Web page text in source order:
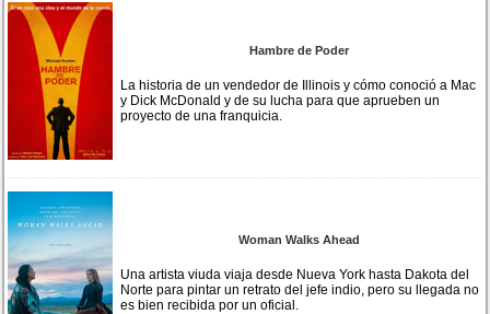
Hambre de Poder
La historia de un vendedor de Illinois y cómo conoció a Mac
y Dick McDonald y de su lucha para que aprueben un
proyecto de una franquicia.
Woman Walks Ahead
Una artista viuda viaja desde Nueva York hasta Dakota del
Norte para pintar un retrato del jefe indio, pero su llegada no
es bien recibida por un oficial.